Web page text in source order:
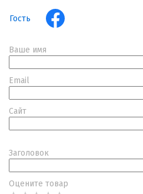
Гость
Ваше имя
Email
Сайт
Заголовок
Оцените товар